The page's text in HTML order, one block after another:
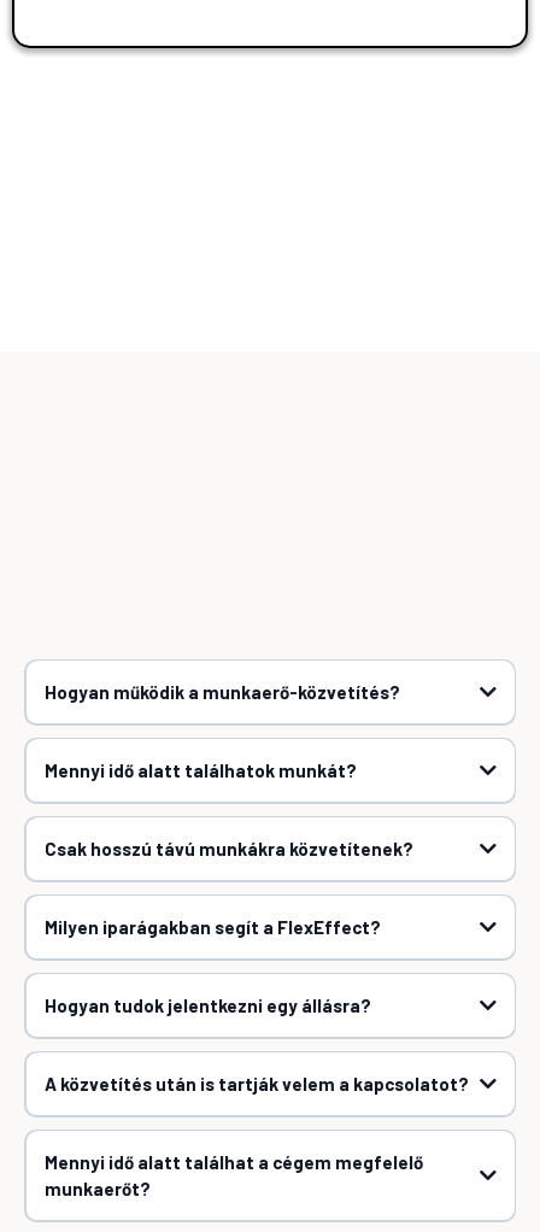
Hogyan működik a munkaerő-közvetítés?
Mennyi idő alatt találhatok munkát?
Csak hosszú távú munkákra közvetítenek?
Milyen iparágakban segít a FlexEffect?
Hogyan tudok jelentkezni egy állásra?
A közvetítés után is tartják velem a kapcsolatot?
Mennyi idő alatt találhat a cégem megfelelő
munkaerőt?